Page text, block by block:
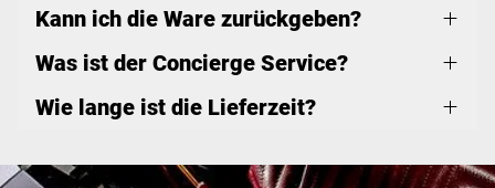
Kann ich die Ware zurückgeben?
Was ist der Concierge Service?
Wie lange ist die Lieferzeit?